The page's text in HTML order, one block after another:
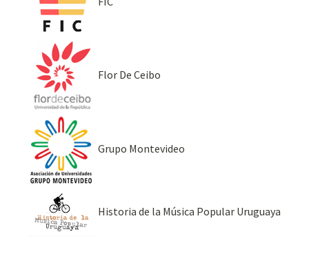
Flor De Ceibo
Grupo Montevideo
Historia de la Música Popular Uruguaya